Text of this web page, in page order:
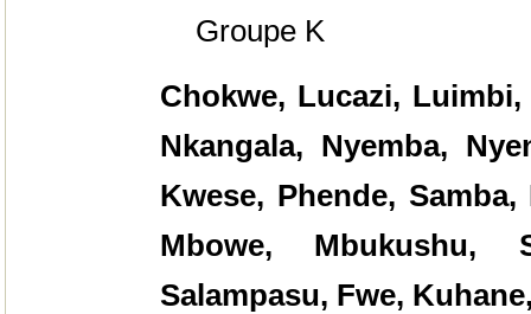
Groupe K
Chokwe, Lucazi,
Nkangala, Nyemba,
Kwese, Phende,
Mbowe, Mbukushu,
Salampasu, Fwe,